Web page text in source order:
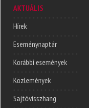
AKTUÁLIS
Hírek
Eseménynaptár
Korábbi események
Közlemények
Sajtóvisszhang